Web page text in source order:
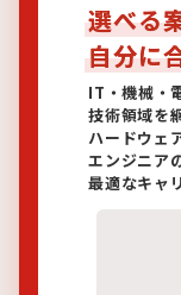
選べる
自分に
IT・機械・
技術領域を
ハードウェ
エンジニア
最適なキャ